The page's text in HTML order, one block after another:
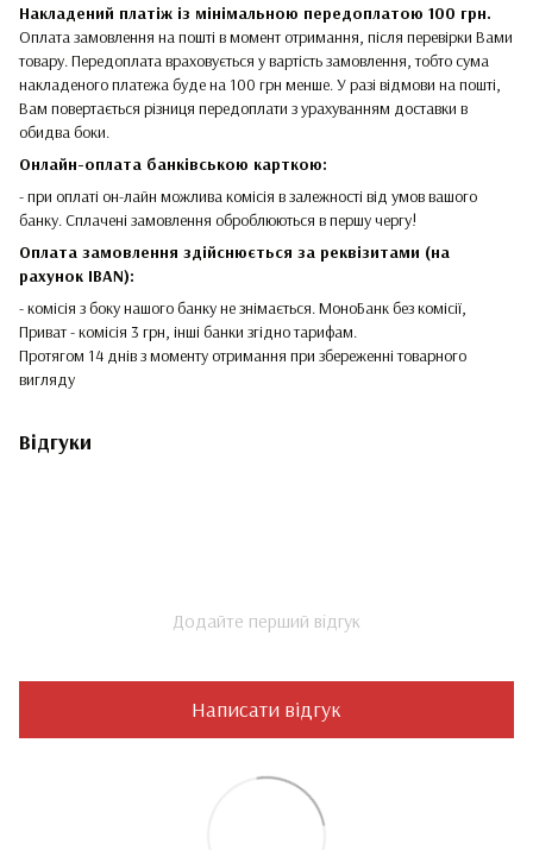
Накладений платіж із мінімальною передоплатою 100 грн.
Оплата замовлення на пошті в момент отримання, після перевірки Вами
товару. Передоплата враховується у вартість замовлення, тобто сума
накладеного платежа буде на 100 грн менше. У разі відмови на пошті,
Вам повертається різниця передоплати з урахуванням доставки в
обидва боки.
Онлайн-оплата банківською карткою:
- при оплаті он-лайн можлива комісія в залежності від умов вашого
банку. Сплачені замовлення оброблюються в першу чергу!
Оплата замовлення здійснюється за реквізитами (на
рахунок IBAN):
- комісія з боку нашого банку не знімається. МоноБанк без комісії,
Приват - комісія 3 грн, інші банки згідно тарифам.
Протягом 14 днів з моменту отримання при збереженні товарного
вигляду
Відгуки
Додайте перший відгук
Написати відгук